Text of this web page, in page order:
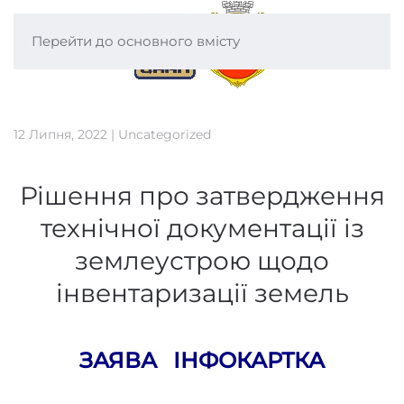
Перейти до основного вмісту
12 Липня, 2022 | Uncategorized
Рішення про затвердження
технічної документації із
землеустрою щодо
інвентаризації земель
ЗАЯВА ІНФОКАРТКА